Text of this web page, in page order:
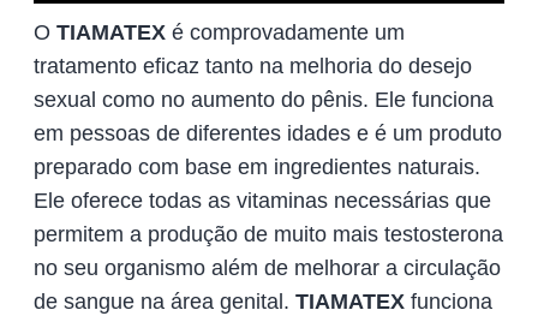
O TIAMATEX é comprovadamente um
tratamento eficaz tanto na melhoria do desejo
sexual como no aumento do pênis. Ele funciona
em pessoas de diferentes idades e é um produto
preparado com base em ingredientes naturais.
Ele oferece todas as vitaminas necessárias que
permitem a produção de muito mais testosterona
no seu organismo além de melhorar a circulação
de sangue na área genital. TIAMATEX funciona